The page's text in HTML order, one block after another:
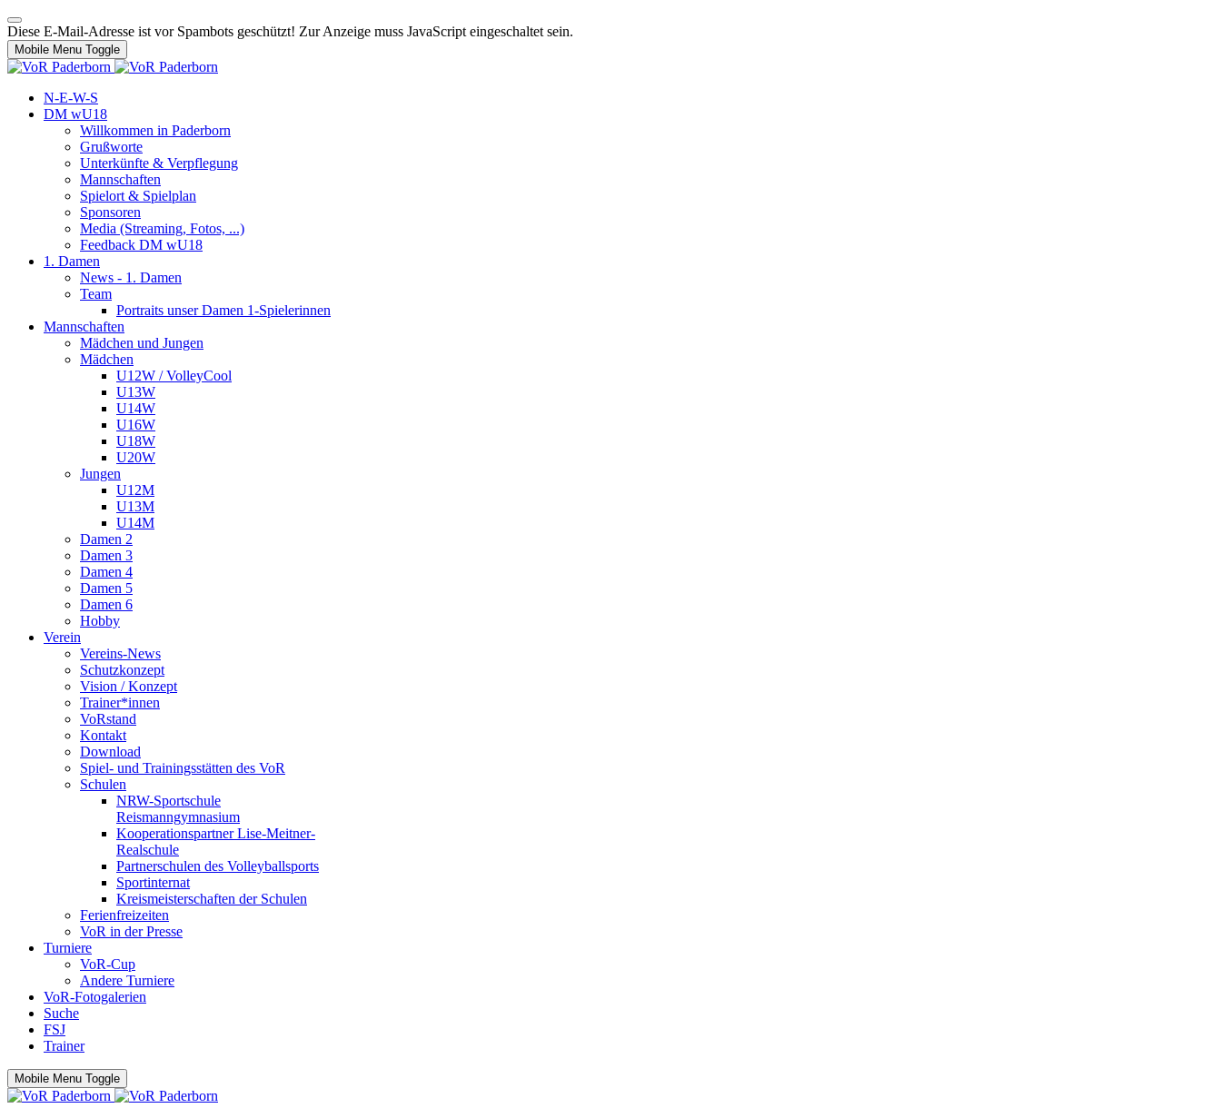
Diese E-Mail-Adresse ist vor Spambots geschützt! Zur Anzeige muss JavaScript eingeschaltet sein.
Mobile Menu Toggle
N-E-W-S
DM wU18
Willkommen in Paderborn
Grußworte
Unterkünfte & Verpflegung
Mannschaften
Spielort & Spielplan
Sponsoren
Media (Streaming, Fotos, ...)
Feedback DM wU18
1. Damen
News - 1. Damen
Team
Portraits unser Damen 1-Spielerinnen
Mannschaften
Mädchen und Jungen
Mädchen
U12W / VolleyCool
U13W
U14W
U16W
U18W
U20W
Jungen
U12M
U13M
U14M
Damen 2
Damen 3
Damen 4
Damen 5
Damen 6
Hobby
Verein
Vereins-News
Schutzkonzept
Vision / Konzept
Trainer*innen
VoRstand
Kontakt
Download
Spiel- und Trainingsstätten des VoR
Schulen
NRW-Sportschule
Reismanngymnasium
Kooperationspartner Lise-Meitner-
Realschule
Partnerschulen des Volleyballsports
Sportinternat
Kreismeisterschaften der Schulen
Ferienfreizeiten
VoR in der Presse
Turniere
VoR-Cup
Andere Turniere
VoR-Fotogalerien
Suche
FSJ
Trainer
Mobile Menu Toggle